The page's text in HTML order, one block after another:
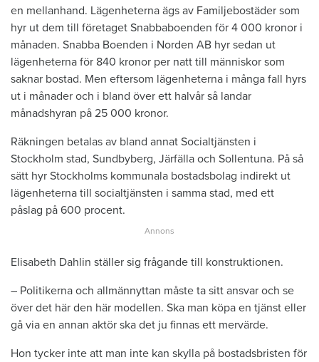
en mellanhand. Lägenheterna ägs av Familjebostäder som
hyr ut dem till företaget Snabbaboenden för 4 000 kronor i
månaden. Snabba Boenden i Norden AB hyr sedan ut
lägenheterna för 840 kronor per natt till människor som
saknar bostad. Men eftersom lägenheterna i många fall hyrs
ut i månader och i bland över ett halvår så landar
månadshyran på 25 000 kronor.
Räkningen betalas av bland annat Socialtjänsten i
Stockholm stad, Sundbyberg, Järfälla och Sollentuna. På så
sätt hyr Stockholms kommunala bostadsbolag indirekt ut
lägenheterna till socialtjänsten i samma stad, med ett
påslag på 600 procent.
Elisabeth Dahlin ställer sig frågande till konstruktionen.
– Politikerna och allmännyttan måste ta sitt ansvar och se
över det här den här modellen. Ska man köpa en tjänst eller
gå via en annan aktör ska det ju finnas ett mervärde.
Hon tycker inte att man inte kan skylla på bostadsbristen för